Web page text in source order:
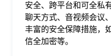
安全、跨平台和可全私
聊天方式、音视频会议
丰富的安全保障措施，
信全加密等。